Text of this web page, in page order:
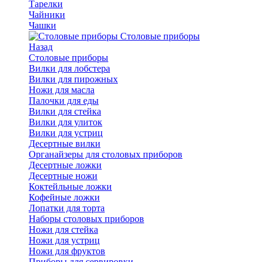
Тарелки
Чайники
Чашки
Cтоловые приборы
Назад
Cтоловые приборы
Вилки для лобстера
Вилки для пирожных
Ножи для масла
Палочки для еды
Вилки для стейка
Вилки для улиток
Вилки для устриц
Десертные вилки
Органайзеры для столовых приборов
Десертные ложки
Десертные ножи
Коктейльные ложки
Кофейные ложки
Лопатки для торта
Наборы столовых приборов
Ножи для стейка
Ножи для устриц
Ножи для фруктов